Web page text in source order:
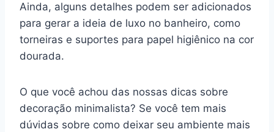
Ainda, alguns detalhes podem ser adicionados
para gerar a ideia de luxo no banheiro, como
torneiras e suportes para papel higiênico na cor
dourada.
O que você achou das nossas dicas sobre
decoração minimalista? Se você tem mais
dúvidas sobre como deixar seu ambiente mais